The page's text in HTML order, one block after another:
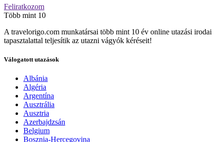
Feliratkozom
Több mint 10
A travelorigo.com munkatársai több mint 10 év online utazási irodai
tapasztalattal teljesítik az utazni vágyók kéréseit!
Válogatott utazások
Albánia
Algéria
Argentína
Ausztrália
Ausztria
Azerbajdzsán
Belgium
Bosznia-Hercegovina